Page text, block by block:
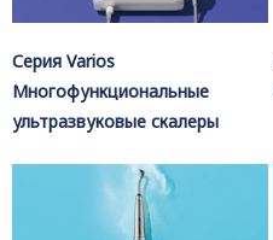
Серия Varios
Многофункциональные
ультразвуковые скалеры